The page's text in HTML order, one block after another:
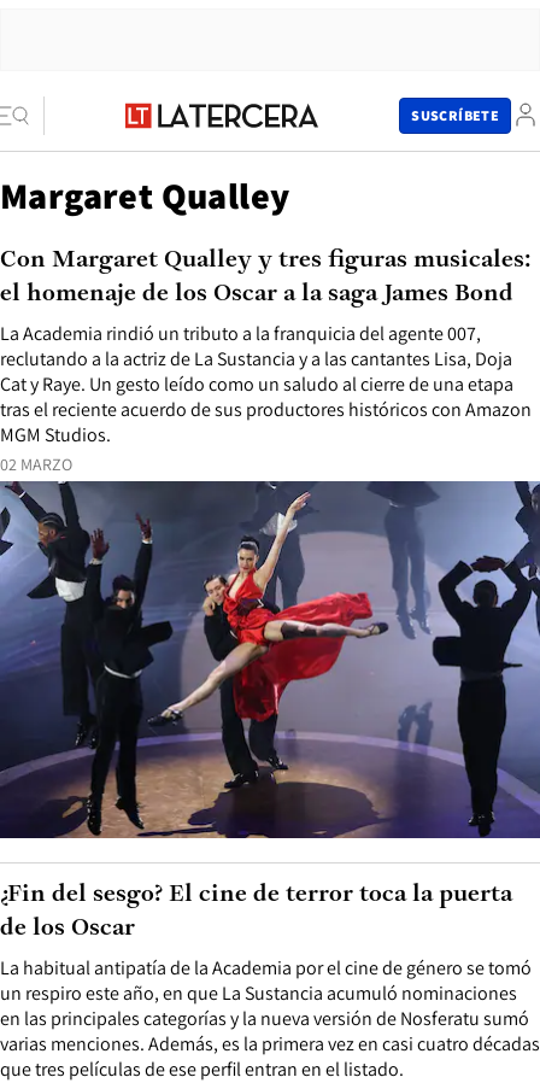
SUSCRÍBETE
Margaret Qualley
02 MARZO
La Academia rindió un tributo a la franquicia del agente 007,
reclutando a la actriz de La Sustancia y a las cantantes Lisa, Doja
Cat y Raye. Un gesto leído como un saludo al cierre de una etapa
tras el reciente acuerdo de sus productores históricos con Amazon
MGM Studios.
Con Margaret Qualley y tres figuras musicales:
el homenaje de los Oscar a la saga James Bond
La habitual antipatía de la Academia por el cine de género se tomó
un respiro este año, en que La Sustancia acumuló nominaciones
en las principales categorías y la nueva versión de Nosferatu sumó
varias menciones. Además, es la primera vez en casi cuatro décadas
que tres películas de ese perfil entran en el listado.
¿Fin del sesgo? El cine de terror toca la puerta
de los Oscar